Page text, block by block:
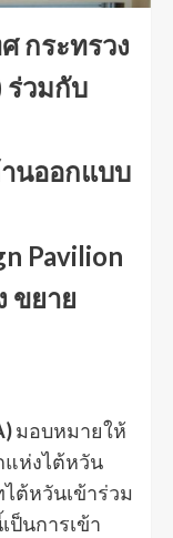
กระทรวง
ร่วมกับ
นออกแบบ
Pavilion
ขยาย
มอบหมายให้
แห่งไต้หวัน
ต้หวันเข้าร่วม
ป็นการเข้า